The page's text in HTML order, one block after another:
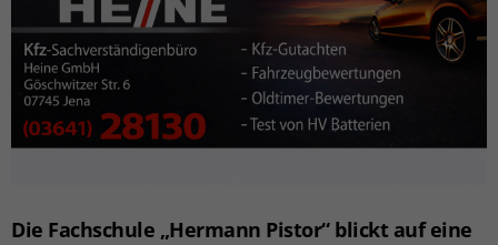
Die Fachschule „Hermann Pistor“ blickt auf eine